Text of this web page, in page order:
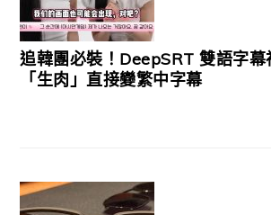
追韓團必裝！DeepSRT 雙語字幕
「生肉」直接變繁中字幕